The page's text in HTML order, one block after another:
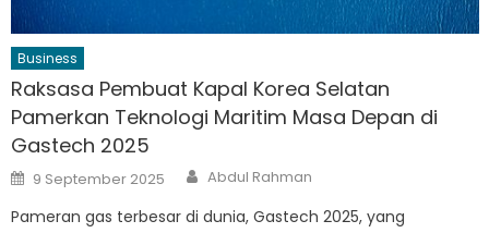
Business
Raksasa Pembuat Kapal Korea Selatan
Pamerkan Teknologi Maritim Masa Depan di
Gastech 2025
Posted
on
9 September 2025 Author
Abdul Rahman
Pameran gas terbesar di dunia, Gastech 2025, yang